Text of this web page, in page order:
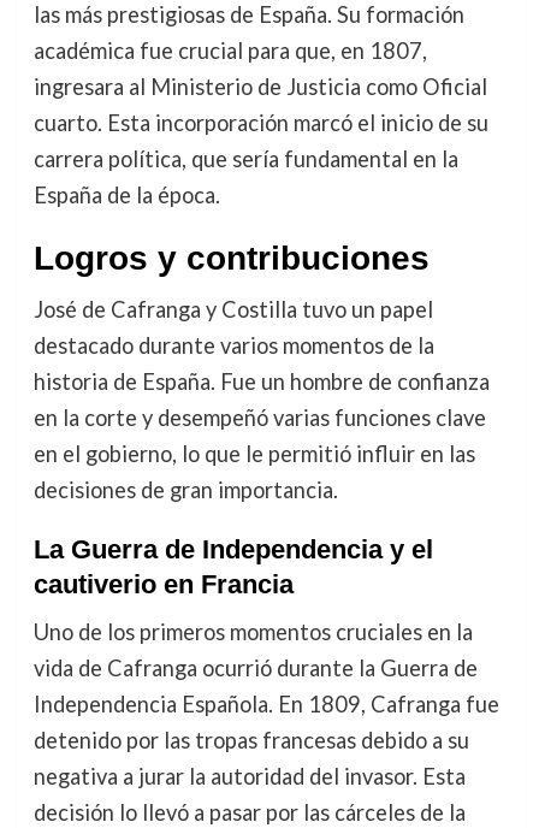
las más prestigiosas de España. Su formación
académica fue crucial para que, en 1807,
ingresara al Ministerio de Justicia como Oficial
cuarto. Esta incorporación marcó el inicio de su
carrera política, que sería fundamental en la
España de la época.
Logros y contribuciones
José de Cafranga y Costilla tuvo un papel
destacado durante varios momentos de la
historia de España. Fue un hombre de confianza
en la corte y desempeñó varias funciones clave
en el gobierno, lo que le permitió influir en las
decisiones de gran importancia.
La Guerra de Independencia y el
cautiverio en Francia
Uno de los primeros momentos cruciales en la
vida de Cafranga ocurrió durante la Guerra de
Independencia Española. En 1809, Cafranga fue
detenido por las tropas francesas debido a su
negativa a jurar la autoridad del invasor. Esta
decisión lo llevó a pasar por las cárceles de la